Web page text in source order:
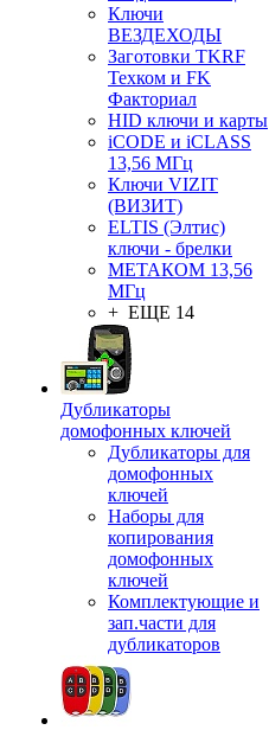
Ключи
ВЕЗДЕХОДЫ
Заготовки TKRF
Техком и FK
Факториал
HID ключи и карты
iCODE и iCLASS
13,56 МГц
Ключи VIZIT
(ВИЗИТ)
ELTIS (Элтис)
ключи - брелки
МЕТАКОМ 13,56
МГц
+ ЕЩЕ 14
Дубликаторы
домофонных ключей
Дубликаторы для
домофонных
ключей
Наборы для
копирования
домофонных
ключей
Комплектующие и
зап.части для
дубликаторов